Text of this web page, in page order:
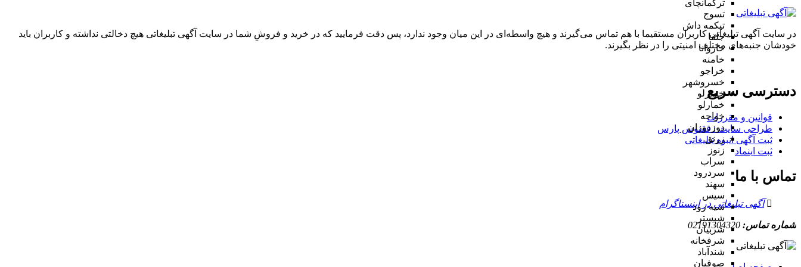
ترکمانچای
تسوج
تیکمه داش
جلفا
خاروانا
خامنه
خراجو
خسروشهر
خضرلو
خمارلو
خواجه
دوزدوزان
زرنق
زنوز
سراب
سردرود
سهند
سیس
سیه رود
شبستر
شربیان
شرفخانه
شندآباد
صوفیان
در سایت آگهی تبلیغاتی کاربران مستقیما با هم تماس می‌گیرند و هیچ واسطه‌ای در این میان وجود ندارد، پس دقت فرمایید که در خرید و فروشِ شما در سایت آگهی تبلیغاتی هیچ دخالتی نداشته و کاربران باید
خودشان جنبه‌های مختلف امنیتی را در نظر بگیرند.
دسترسی سریع
قوانین و مقررات
طراحی سایت : ققنوس پارس
ثبت آگهی انبوه تبلیغاتی
ثبت اینماد
تماس با ما
آگهی تبلیغاتی در اینستاگرام
شماره تماس: 02191304320